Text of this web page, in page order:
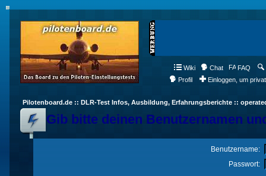
Wiki Chat FAQ
Profil
Einloggen, um
Pilotenboard.de :: DLR-Test Infos, Ausbildung, Erfahrungsberichte ::
Gib bitte deinen Benutzernamen
Benutzername:
Passwort: